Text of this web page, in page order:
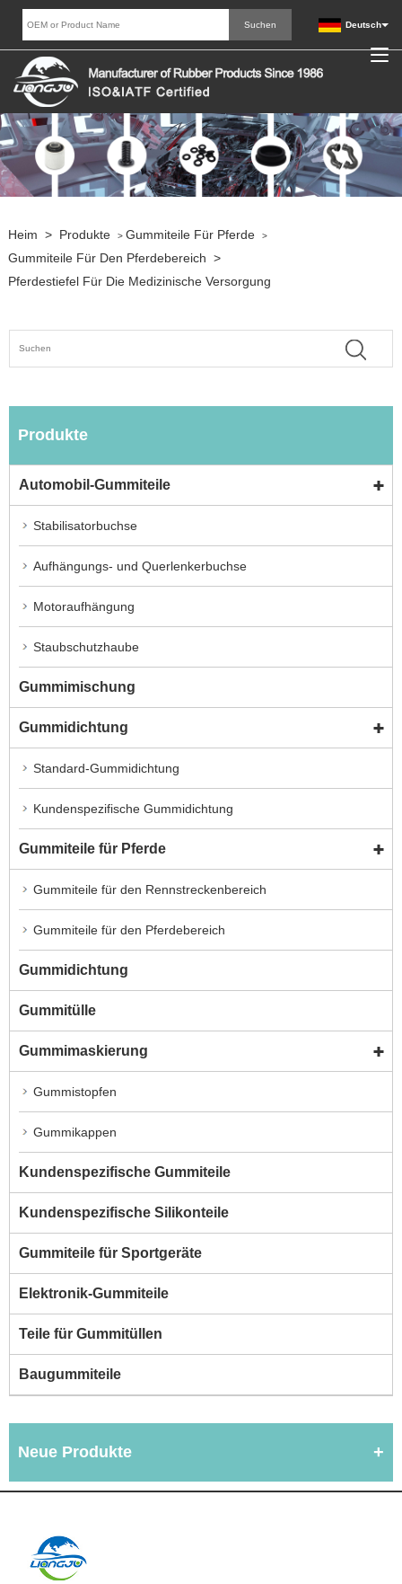
Deutsch
Heim > Produkte > Gummiteile Für Pferde >
Gummiteile Für Den Pferdebereich >
Pferdestiefel Für Die Medizinische Versorgung
Produkte
Automobil-Gummiteile
Stabilisatorbuchse
Aufhängungs- und Querlenkerbuchse
Motoraufhängung
Staubschutzhaube
Gummimischung
Gummidichtung
Standard-Gummidichtung
Kundenspezifische Gummidichtung
Gummiteile für Pferde
Gummiteile für den Rennstreckenbereich
Gummiteile für den Pferdebereich
Gummidichtung
Gummitülle
Gummimaskierung
Gummistopfen
Gummikappen
Kundenspezifische Gummiteile
Kundenspezifische Silikonteile
Gummiteile für Sportgeräte
Elektronik-Gummiteile
Teile für Gummitüllen
Baugummiteile
Neue Produkte